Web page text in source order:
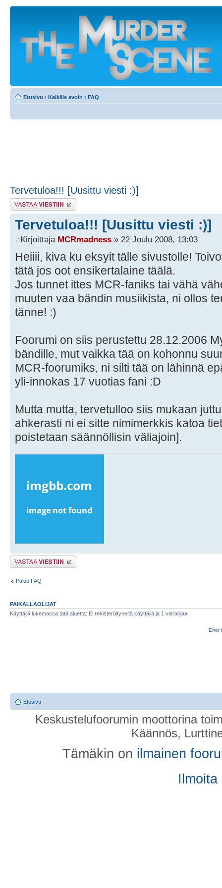
Etusivu ‹ Kaikille avoin ‹ FAQ
Tervetuloa!!! [Uusittu viesti :)]
Lähetä vastaus
Tervetuloa!!! [Uusittu viesti :)]
Kirjoittaja MCRmadness » 22 Joulu 2008, 13:03
Heiiii, kiva ku eksyit tälle sivustolle!
tätä jos oot ensikertalaine täälä.
Jos tunnet ittes MCR-faniks tai vähä
muuten vaa bändin musiikista, ni ollos
tänne! :)
Foorumi on siis perustettu 28.12.2006
bändille, mut vaikka tää on kohonnu
MCR-foorumiks, ni silti tää on lähinnä
yli-innokas 17 vuotias fani :D
Mutta mutta, tervetulloo siis mukaan
ahkerasti ni ei sitte nimimerkkis katoa
poistetaan säännöllisin väliajoin].
Lähetä vastaus
Paluu FAQ
PAIKALLAOLIJAT
Käyttäjiä lukemassa tätä aluetta: Ei rekisteröityneitä käyttäjiä ja 1 vierailijaa
Error
Etusivu
Keskustelufoorumin moottorina
Käännös,
Tämäkin on ilmainen